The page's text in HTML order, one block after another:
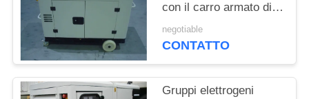
PRIVACY
POLICY
con il carro armato di
otto ore della base di
operazione
negotiable
CONTATTO
Gruppi elettrogeni